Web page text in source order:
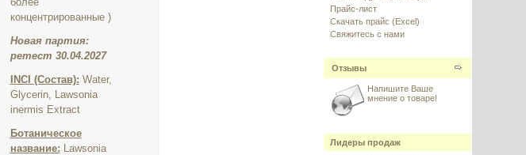
концентрированные )
Новая партия:
ретест 30.04.2027
INCI (Состав): Water,
Glycerin, Lawsonia
inermis Extract
Ботаническое
название: Lawsonia
Прайс-лист
Скачать прайс (Excel)
Свяжитесь с нами
Отзывы
Напишите Ваше
мнение о товаре!
Лидеры продаж